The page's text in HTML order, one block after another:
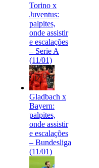
Torino x
Juventus:
palpites,
onde assistir
e escalações
– Serie A
(11/01)
Gladbach x
Bayern:
palpites,
onde assistir
e escalações
– Bundesliga
(11/01)